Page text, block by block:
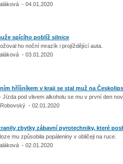
- 04.01.2020
spícího poblíž silnice
ho noční mrazík i projíždějící auta.
- 03.01.2020
hříšníkem v kraji se stal muž na
Jízda pod vlivem alkoholu se mu v první den
- 02.01.2020
zbytky zábavní pyrotechniky, které
mu způsobila popáleniny v obličeji na ruce.
- 02.01.2020